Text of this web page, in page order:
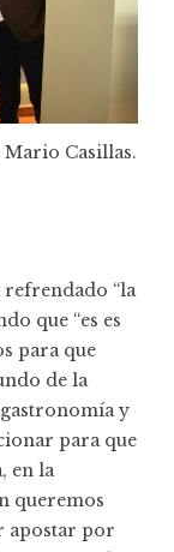
Mario Casillas.
“la
que “es es
para que
de la
y
para que
en la
queremos
apostar por